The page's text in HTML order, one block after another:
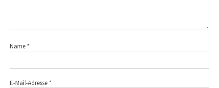
Name *
E-Mail-Adresse *